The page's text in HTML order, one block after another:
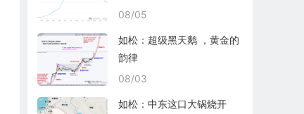
08/05
如松：超级黑天鹅 ，黄金的
韵律
08/03
如松：中东这口大锅烧开